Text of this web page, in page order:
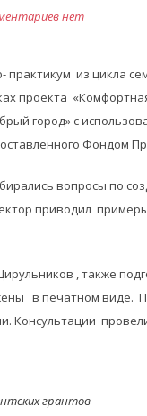
нет
практикум из цикла
проекта
город» с
Фондом
вопросы по
приводил
, также
в печатном виде.
Консультации
грантов